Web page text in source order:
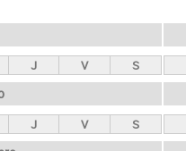
J V S
J V S